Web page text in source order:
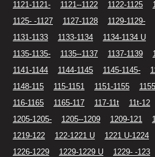
1121-1121-
1121--1122 1122-1125
1125- -1127
1127-1128 1129-1129-
1131-1133
1133-1134 1134-1134 U
1135-1135-
1135--1137 1137-1139
1141-1144
1144-1145 1145-1145-
1148-115
115-1151 1151-1155
116-1165
1165-117 117-11t 11t-12
1205-1205-
1205--1209 1209-121
1219-122
122-1221 U 1221 U-1224
1226-1229
1229-1229 U 1229- -123